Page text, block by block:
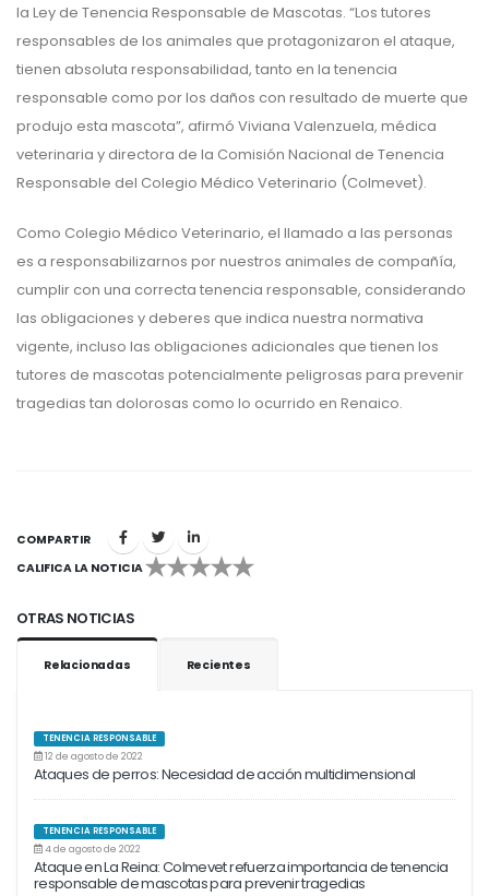
la Ley de Tenencia Responsable de Mascotas. “Los tutores
responsables de los animales que protagonizaron el ataque,
tienen absoluta responsabilidad, tanto en la tenencia
responsable como por los daños con resultado de muerte que
produjo esta mascota”, afirmó Viviana Valenzuela, médica
veterinaria y directora de la Comisión Nacional de Tenencia
Responsable del Colegio Médico Veterinario (Colmevet).
Como Colegio Médico Veterinario, el llamado a las personas
es a responsabilizarnos por nuestros animales de compañía,
cumplir con una correcta tenencia responsable, considerando
las obligaciones y deberes que indica nuestra normativa
vigente, incluso las obligaciones adicionales que tienen los
tutores de mascotas potencialmente peligrosas para prevenir
tragedias tan dolorosas como lo ocurrido en Renaico.
COMPARTIR
CALIFICA LA NOTICIA
1 2 3 4 5
OTRAS NOTICIAS
Relacionadas Recientes
TENENCIA RESPONSABLE
12 de agosto de 2022
Ataques de perros: Necesidad de acción multidimensional
TENENCIA RESPONSABLE
4 de agosto de 2022
Ataque en La Reina: Colmevet refuerza importancia de tenencia
responsable de mascotas para prevenir tragedias